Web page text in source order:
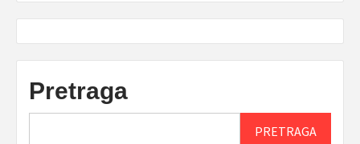
Pretraga
PRETRAGA